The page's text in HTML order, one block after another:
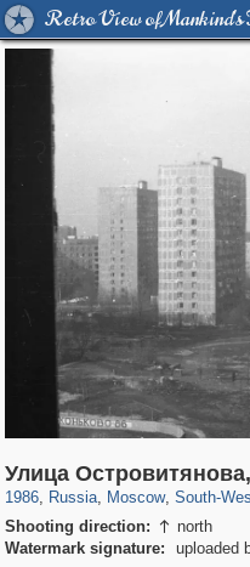
Retro View of
Улица
1986, Russia
1,406,840 29,243
, Moscow
319,864 8,286
, South-
12,415 76
Shooting direction:  north
Watermark signature:
uploaded